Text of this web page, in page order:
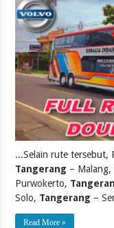
...Selain rute tersebut,
Tangerang – Malang,
Purwokerto,
Solo, Tangerang –
Read More »